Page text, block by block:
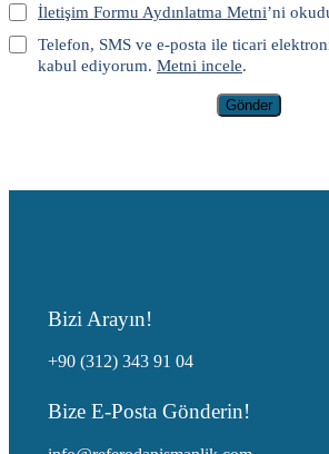
İletişim Formu Aydınlatma Metni’ni
Telefon, SMS ve e-posta ile ticari
kabul ediyorum. Metni incele.
Gönder
Bizi Arayın!
+90 (312) 343 91 04
Bize E-Posta Gönderin!